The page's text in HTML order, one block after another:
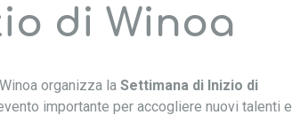
di Winoa
organizza la Settimana di Inizio di
importante per accogliere nuovi talenti e